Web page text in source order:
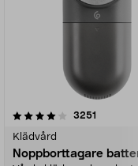
3251
Klädvård
Noppborttagare
4.5av 5 stjärnor